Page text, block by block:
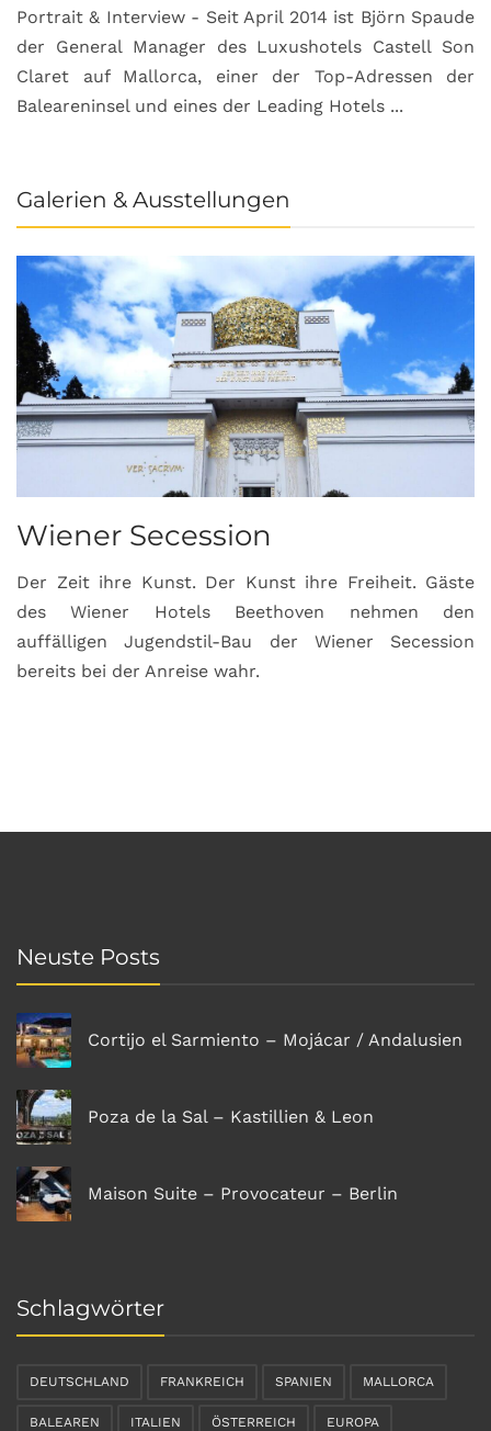
Portrait & Interview - Seit April 2014 ist Björn Spaude
der General Manager des Luxushotels Castell Son
Claret auf Mallorca, einer der Top-Adressen der
Baleareninsel und eines der Leading Hotels ...
Galerien & Ausstellungen
Wiener Secession
Der Zeit ihre Kunst. Der Kunst ihre Freiheit. Gäste
des Wiener Hotels Beethoven nehmen den
auffälligen Jugendstil-Bau der Wiener Secession
bereits bei der Anreise wahr.
Neuste Posts
Cortijo el Sarmiento – Mojácar / Andalusien
Poza de la Sal – Kastillien & Leon
Maison Suite – Provocateur – Berlin
Schlagwörter
DEUTSCHLAND FRANKREICH SPANIEN MALLORCA
BALEAREN ITALIEN ÖSTERREICH EUROPA